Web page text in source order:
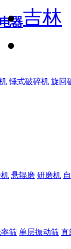
器
锤式破碎机 旋回
悬辊磨 研磨机
筛 单层振动筛 直
吉林